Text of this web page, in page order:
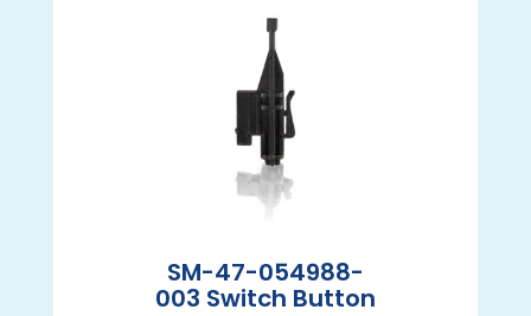
SM-47-054988-
003 Switch Button